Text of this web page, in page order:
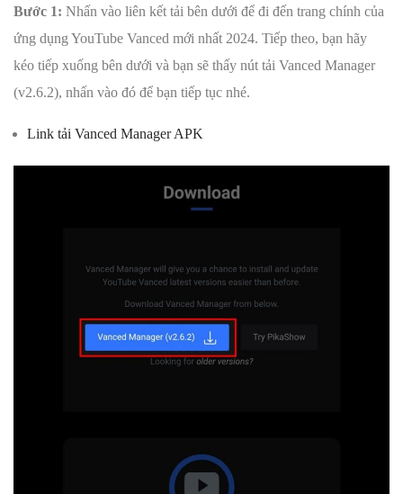
Bước 1: Nhấn vào liên kết tải bên dưới để đi đến trang chính của
ứng dụng YouTube Vanced mới nhất 2024. Tiếp theo, bạn hãy
kéo tiếp xuống bên dưới và bạn sẽ thấy nút tải Vanced Manager
(v2.6.2), nhấn vào đó để bạn tiếp tục nhé.
Link tải Vanced Manager APK